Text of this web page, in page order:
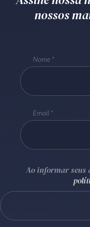
Batel
nossos
Nome
Email
Ao informar seus